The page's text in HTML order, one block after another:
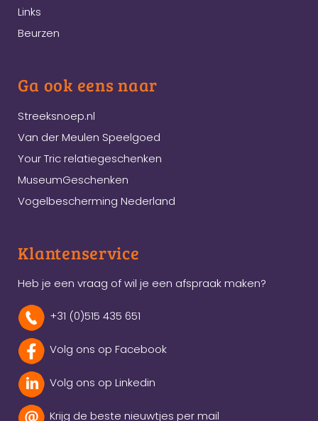
Links
Beurzen
Ga ook eens naar
Streeksnoep.nl
Van der Meulen Speelgoed
Your Tric relatiegeschenken
MuseumGeschenken
Vogelbescherming Nederland
Klantenservice
Heb je een vraag of wil je een afspraak maken?
+31 (0)515 435 651
Volg ons op Facebook
Volg ons op Linkedin
Krijg de beste nieuwtjes per mail